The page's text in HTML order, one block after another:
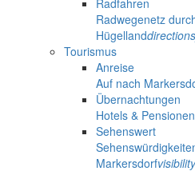
Radwegenetz
Hügelland
Tourismus
Anreise
Auf nach
Übernachtungen
Hotels & Pensionen
Sehenswert
Markersdorfvisibility